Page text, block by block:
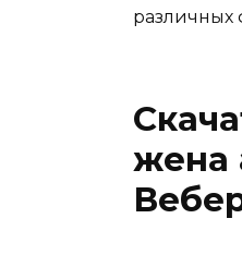
различных
жена